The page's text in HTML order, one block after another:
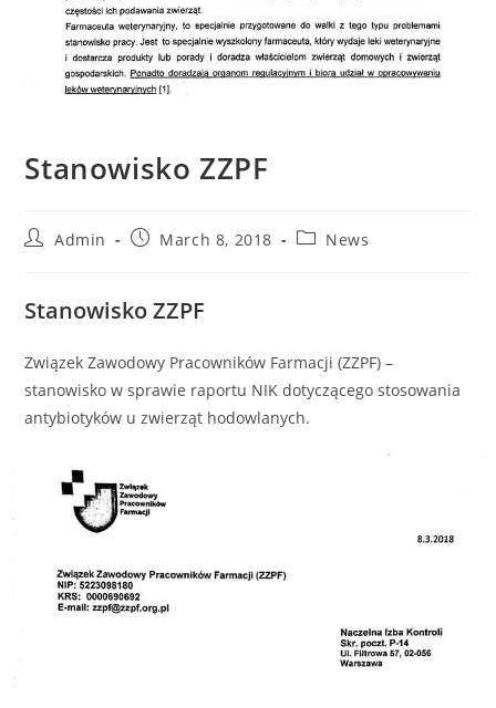
Stanowisko ZZPF
Admin March 8, 2018 News
Stanowisko ZZPF
Związek Zawodowy Pracowników Farmacji (ZZPF) –
stanowisko w sprawie raportu NIK dotyczącego stosowania
antybiotyków u zwierząt hodowlanych.